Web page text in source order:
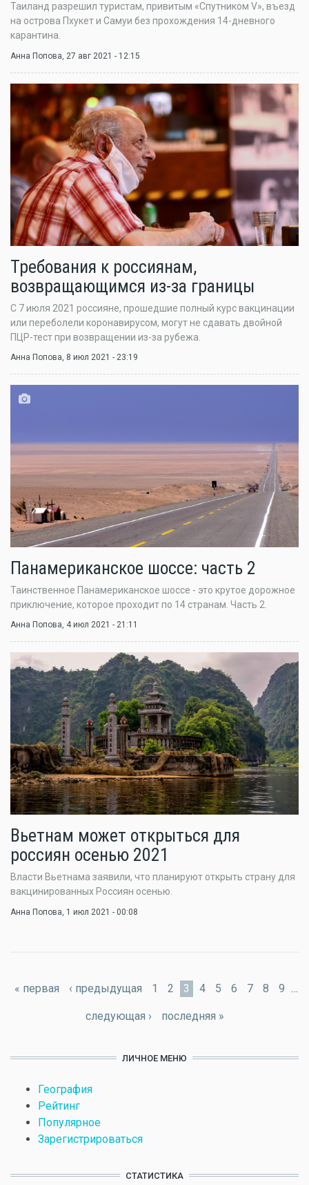
Таиланд разрешил туристам, привитым «Спутником V», въезд
на острова Пхукет и Самуи без прохождения 14-дневного
карантина.
Анна Попова, 27 авг 2021 - 12:15
Требования к россиянам,
возвращающимся из-за границы
С 7 июля 2021 россияне, прошедшие полный курс вакцинации
или переболели коронавирусом, могут не сдавать двойной
ПЦР-тест при возвращении из-за рубежа.
Анна Попова, 8 июл 2021 - 23:19
Панамериканское шоссе: часть 2
Таинственное Панамериканское шоссе - это крутое дорожное
приключение, которое проходит по 14 странам. Часть 2.
Анна Попова, 4 июл 2021 - 21:11
Вьетнам может открыться для
россиян осенью 2021
Власти Вьетнама заявили, что планируют открыть страну для
вакцинированных Россиян осенью.
Анна Попова , 1 июл 2021 - 00:08
« первая ‹ предыдущая 1 2 3 4 5 6 7 8 9 …
следующая › последняя »
ЛИЧНОЕ МЕНЮ
География
Рейтинг
Популярное
Зарегистрироваться
СТАТИСТИКА